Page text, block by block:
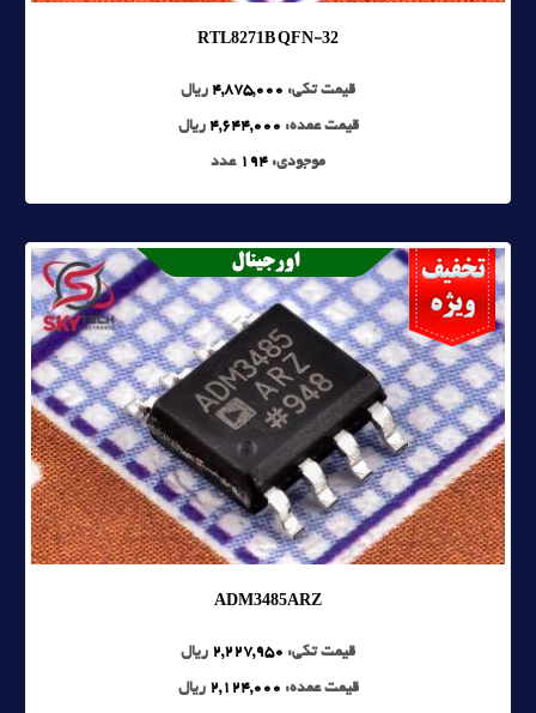
RTL8271B QFN-32
قیمت تکی: 4,875,000 ریال
قیمت عمده: 4,644,000 ریال
موجودی: 194 عدد
ADM3485ARZ
قیمت تکی: 2,227,950 ریال
قیمت عمده: 2,124,000 ریال